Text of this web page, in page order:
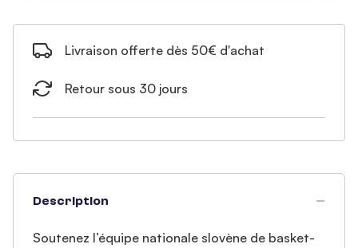
Livraison offerte dès 50€ d'achat
Retour sous 30 jours
Description
Soutenez l’équipe nationale slovène de basket-